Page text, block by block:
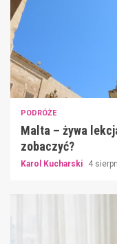
PODRÓŻE
Malta – żywa
zobaczyć?
Karol Kucharski 4